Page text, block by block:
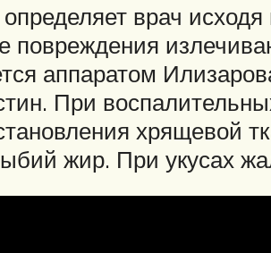
врач
повреждения
аппаратом
При
хрящевой
жир. При укусах